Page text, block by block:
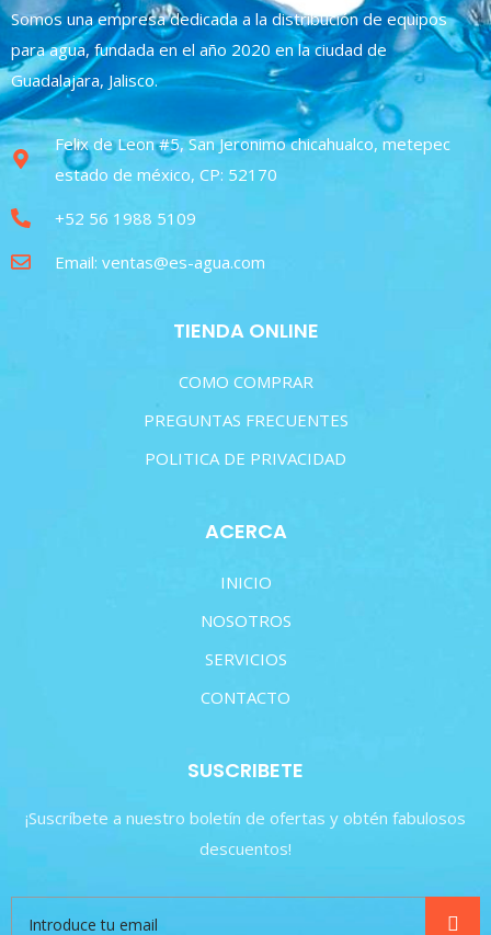
Somos una empresa dedicada a la distribución de equipos
para agua, fundada en el año 2020 en la ciudad de
Guadalajara, Jalisco.
Felix de Leon #5, San Jeronimo chicahualco, metepec
estado de méxico, CP: 52170
+52 56 1988 5109
Email: ventas@es-agua.com
TIENDA ONLINE
COMO COMPRAR
PREGUNTAS FRECUENTES
POLITICA DE PRIVACIDAD
ACERCA
INICIO
NOSOTROS
SERVICIOS
CONTACTO
SUSCRIBETE
¡Suscríbete a nuestro boletín de ofertas y obtén fabulosos
descuentos!